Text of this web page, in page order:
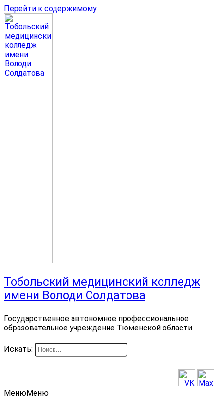
Перейти к содержимому
Тобольский медицинский колледж
имени Володи Солдатова
Государственное автономное профессиональное
образовательное учреждение Тюменской области
Искать:
МенюМеню